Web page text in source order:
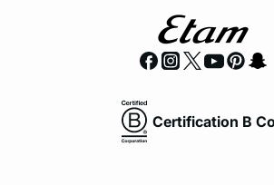
Certification B